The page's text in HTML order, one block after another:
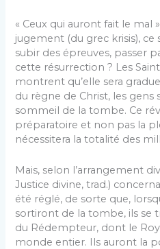
« Ceux qui auront fait le mal
jugement (du grec krisis),
subir des épreuves, passer
cette résurrection ? Les
montrent qu’elle sera
du règne de Christ, les gens
sommeil de la tombe. Ce
préparatoire et non pas la
nécessitera la totalité des
Mais, selon l’arrangement
Justice divine, trad.)
été réglé, de sorte que,
sortiront de la tombe, ils se
du Rédempteur, dont le
monde entier. Ils auront la